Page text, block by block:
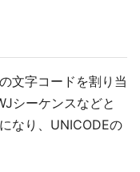
文字コードを割り当
シーケンスなどと
なり、UNICODEの